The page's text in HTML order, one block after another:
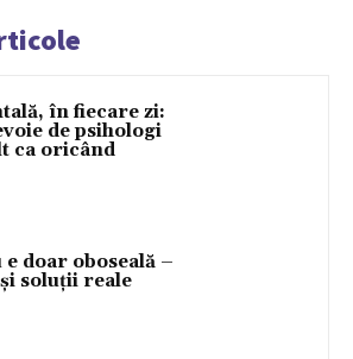
în fiecare zi:
de psihologi
ca oricând
doar oboseală –
soluții reale